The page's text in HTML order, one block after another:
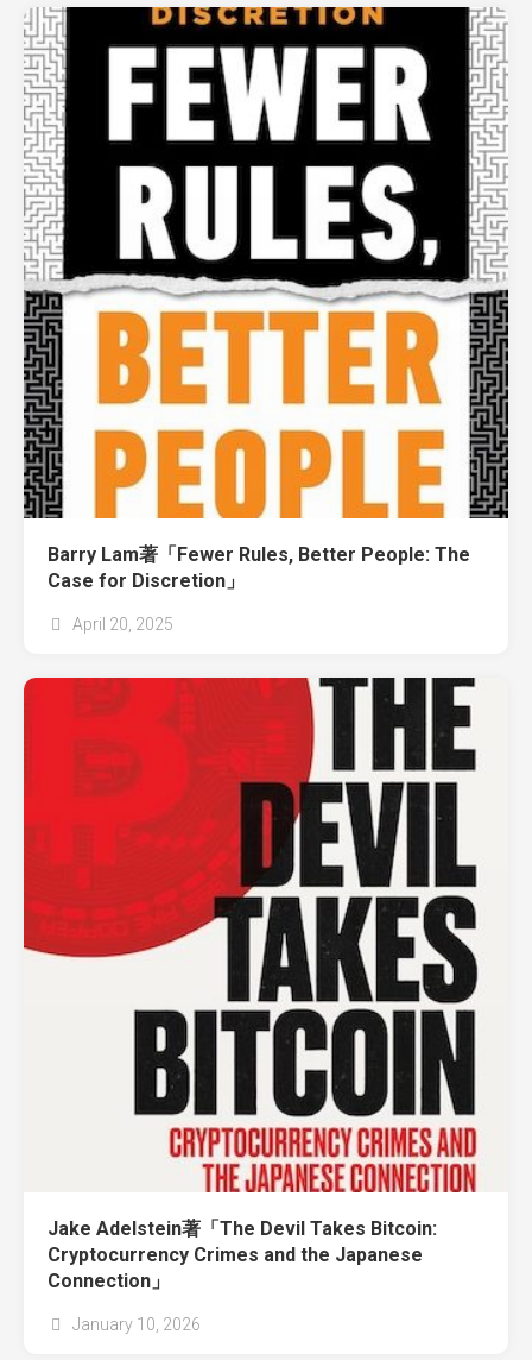
Barry Lam著「Fewer Rules, Better People: The
Case for Discretion」
April 20, 2025
Jake Adelstein著「The Devil Takes Bitcoin:
Cryptocurrency Crimes and the Japanese
Connection」
January 10, 2026